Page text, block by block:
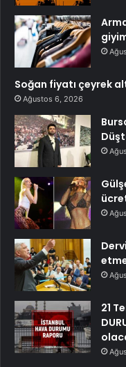
Soğan fiyatı çeyrek
Ağustos 6, 2026
21